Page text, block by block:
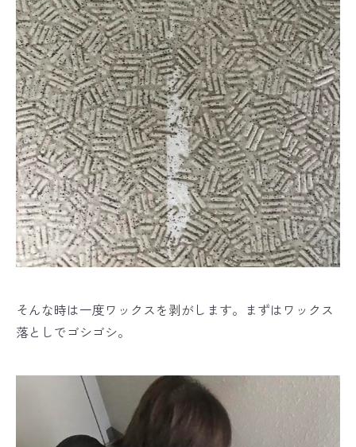
そんな時は一度ワックスを剥がします。まずはワックス
落としでゴシゴシ。